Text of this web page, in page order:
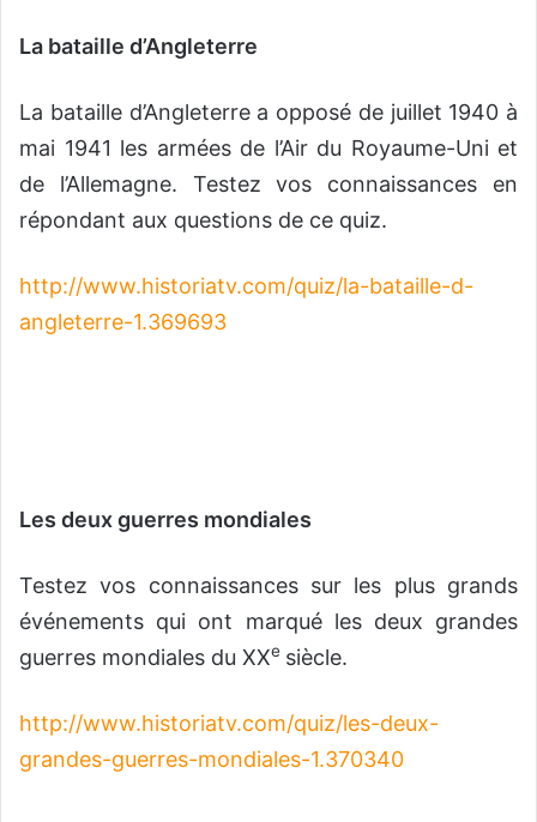
La bataille d’Angleterre
La bataille d’Angleterre a opposé de juillet 1940 à
mai 1941 les armées de l’Air du Royaume-Uni et
de l’Allemagne. Testez vos connaissances en
répondant aux questions de ce quiz.
http://www.historiatv.com/quiz/la-bataille-d-
angleterre-1.369693
Les deux guerres mondiales
Testez vos connaissances sur les plus grands
événements qui ont marqué les deux grandes
guerres mondiales du XXe siècle.
http://www.historiatv.com/quiz/les-deux-
grandes-guerres-mondiales-1.370340